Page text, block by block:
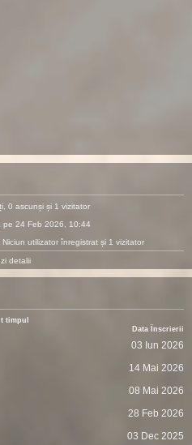
0 ascunși și 1 vizitator
pe 24 Feb 2026, 10:44
utilizator înregistrat și 1 vizitator
detalii
timpul
Data Înscrierii
03 Iun 2026
14 Mai 2026
08 Mai 2026
28 Feb 2026
03 Dec 2025